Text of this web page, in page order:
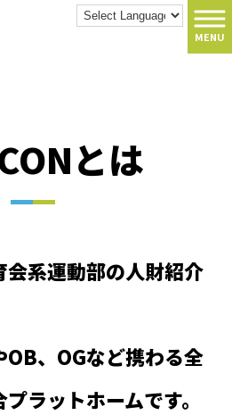
MENU
とは
系運動部の人財紹介
OB、OGなど携わる全
ラットホームです。